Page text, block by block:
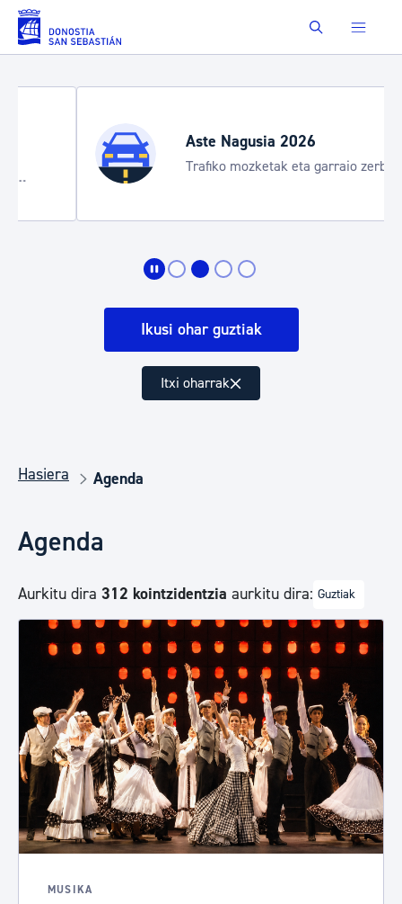
Eduki nagusira joan Buscar
Aste Nagusia 2026
Trafiko mozketak eta garraio zerbitzu
bereziak
Ikusi ohar guztiak
Itxi oharrak
Hasiera Agenda
Agenda
Aurkitu dira 312 kointzidentzia aurkitu dira: Guztiak
MUSIKA